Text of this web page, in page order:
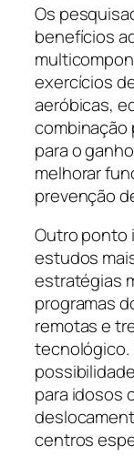
Os
benefícios
exercícios
aeróbicas,
combinação
para o
melhorar
prevenção
Outro ponto
estudos
estratégias
programas
remotas e
tecnológico.
para idosos
centros